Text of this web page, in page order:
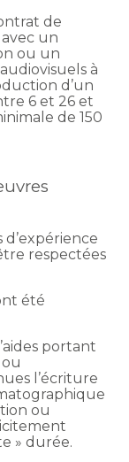
de
un
ou un
à
d’un
6 et 26 et
de 150
d’expérience
respectées
été
portant
l’écriture
ou
» durée.